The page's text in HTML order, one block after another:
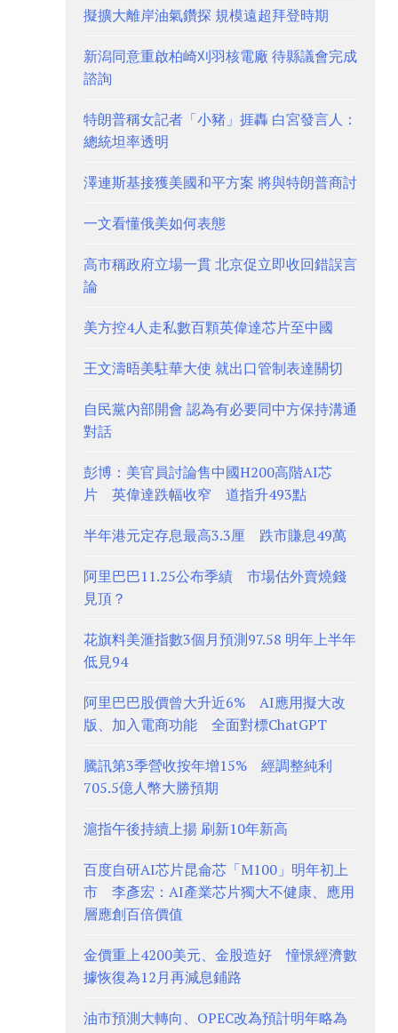
擬擴大離岸油氣鑽探 規模遠超拜登時期
新潟同意重啟柏崎刈羽核電廠 待縣議會完成
諮詢
特朗普稱女記者「小豬」捱轟 白宮發言人：
總統坦率透明
澤連斯基接獲美國和平方案 將與特朗普商討
一文看懂俄美如何表態
高市稱政府立場一貫 北京促立即收回錯誤言
論
美方控4人走私數百顆英偉達芯片至中國
王文濤晤美駐華大使 就出口管制表達關切
自民黨內部開會 認為有必要同中方保持溝通
對話
彭博：美官員討論售中國H200高階AI芯
片 英偉達跌幅收窄 道指升493點
半年港元定存息最高3.3厘 跌市賺息49萬
阿里巴巴11.25公布季績 市場估外賣燒錢
見頂？
花旗料美滙指數3個月預測97.58 明年上半年
低見94
阿里巴巴股價曾大升近6% AI應用擬大改
版、加入電商功能 全面對標ChatGPT
騰訊第3季營收按年增15% 經調整純利
705.5億人幣大勝預期
滬指午後持續上揚 刷新10年新高
百度自研AI芯片昆侖芯「M100」明年初上
市 李彥宏：AI產業芯片獨大不健康、應用
層應創百倍價值
金價重上4200美元、金股造好 憧憬經濟數
據恢復為12月再減息鋪路
油市預測大轉向、OPEC改為預計明年略為